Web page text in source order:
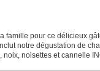
famille pour ce délicieux
notre dégustation de
noix, noisettes et cannelle